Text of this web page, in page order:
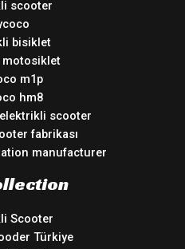
scooter
bisiklet
m1p
hm8
scooter
fabrikası
manufacturer
Scooter
Türkiye